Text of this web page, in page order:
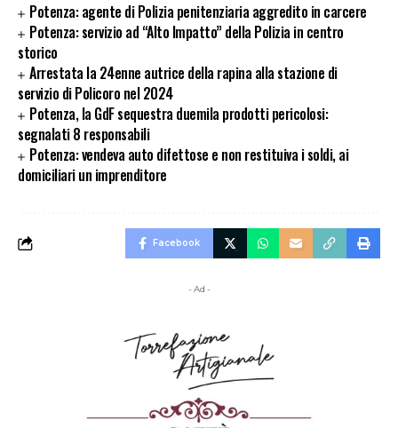
Potenza: agente di Polizia penitenziaria aggredito in carcere
Potenza: servizio ad “Alto Impatto” della Polizia in centro
storico
Arrestata la 24enne autrice della rapina alla stazione di
servizio di Policoro nel 2024
Potenza, la GdF sequestra duemila prodotti pericolosi:
segnalati 8 responsabili
Potenza: vendeva auto difettose e non restituiva i soldi, ai
domiciliari un imprenditore
Facebook
- Ad -